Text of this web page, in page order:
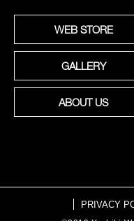
WEB STORE
GALLERY
ABOUT US
PRIVACY